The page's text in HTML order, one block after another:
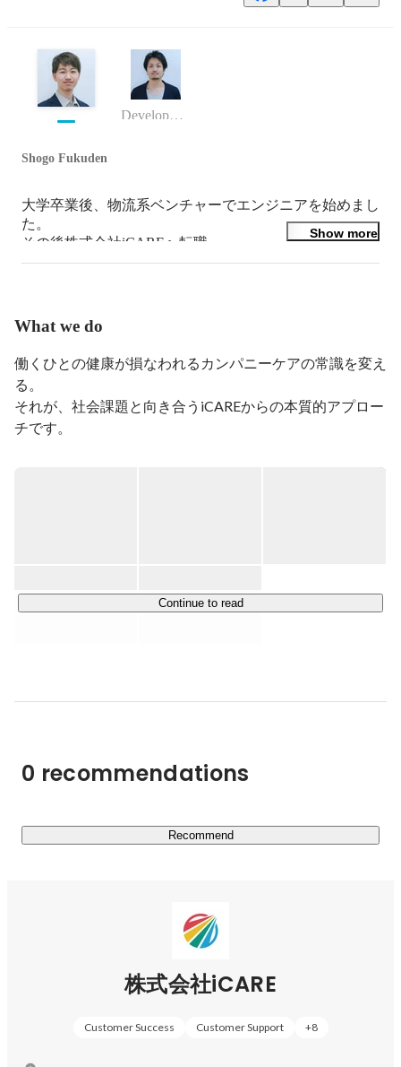
Development部クラウド開発グループ/プラットフォームグループ・エンジニアリングマネージャー（EM）
Shogo Fukuden
大学卒業後、物流系ベンチャーでエンジニアを始めまし
た。
その後株式会社iCAREへ転職。
Opsチームのリーダーをしています。
Show more
What we do
働くひとの健康が損なわれるカンパニーケアの常識を変え
る。
それが、社会課題と向き合うiCAREからの本質的アプロー
チです。
彼らがもっと輝くことで、働くひとの健康に関する環境や
なる好循環の実現。
Continue to read
0 recommendations
Recommend
株式会社iCARE
Customer Success Customer Support +8